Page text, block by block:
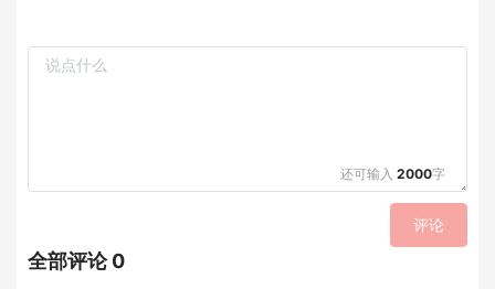
还可输入 2000字
评论
全部评论 0